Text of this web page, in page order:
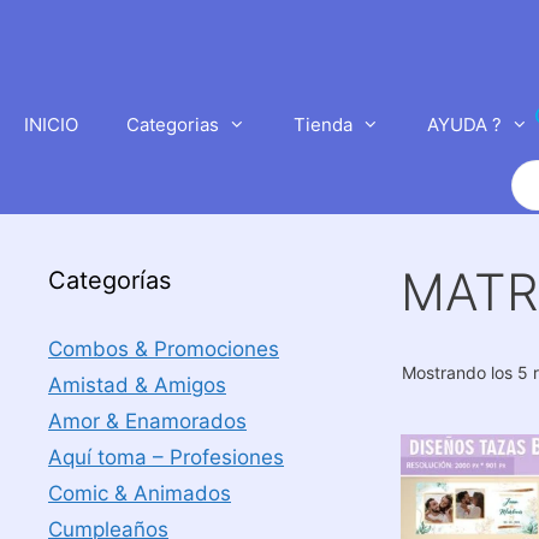
INICIO Categorias Tienda AYUDA ?
de
Mostrando los 5
Categorías
Combos & Promociones
Amistad & Amigos
Amor & Enamorados
Aquí toma – Profesiones
Comic & Animados
Cumpleaños